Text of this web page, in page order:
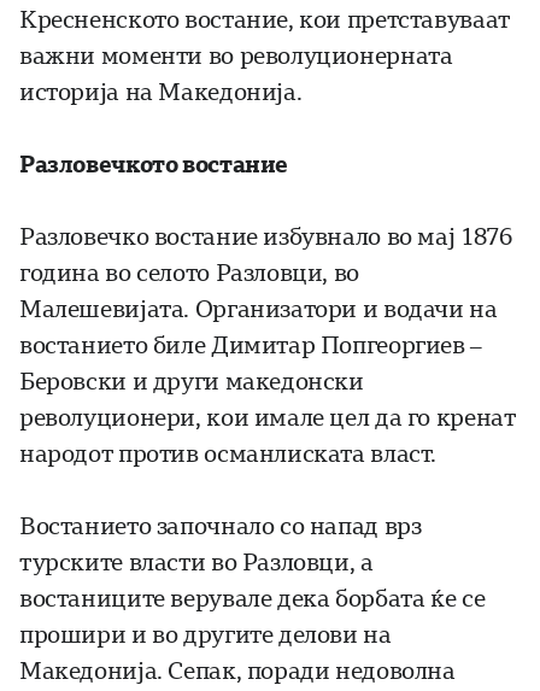
Кресненското востание, кои претставуваат
важни моменти во револуционерната
историја на Македонија.
Разловечкото востание
Разловечко востание избувнало во мај 1876
година во селото Разловци, во
Малешевијата. Организатори и водачи на
востанието биле Димитар Попгеоргиев –
Беровски и други македонски
револуционери, кои имале цел да го кренат
народот против османлиската власт.
Востанието започнало со напад врз
турските власти во Разловци, а
востаниците верувале дека борбата ќе се
прошири и во другите делови на
Македонија. Сепак, поради недоволна